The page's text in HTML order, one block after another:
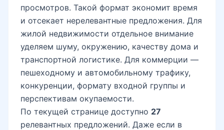
просмотров. Такой формат экономит время
и отсекает нерелевантные предложения. Для
жилой недвижимости отдельное внимание
уделяем шуму, окружению, качеству дома и
транспортной логистике. Для коммерции —
пешеходному и автомобильному трафику,
конкуренции, формату входной группы и
перспективам окупаемости.
По текущей странице доступно 27
релевантных предложений. Даже если в